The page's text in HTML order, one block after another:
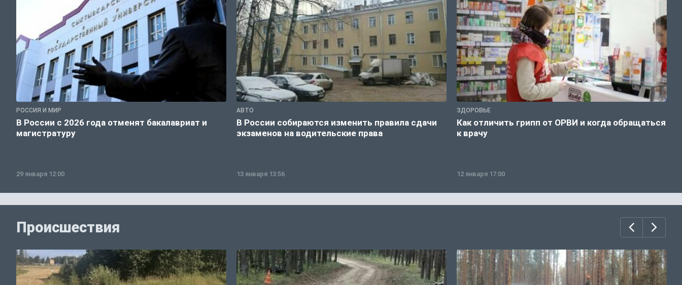
РОССИЯ И МИР
В России с 2026 года отменят бакалавриат и
магистратуру
29 января 12:00
АВТО
В России собираются изменить правила сдачи
экзаменов на водительские права
13 января 13:56
ЗДОРОВЬЕ
Как отличить грипп от ОРВИ и когда обращаться
к врачу
12 января 17:00
Происшествия